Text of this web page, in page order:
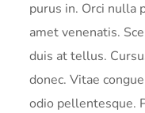
purus in. Orci nulla
amet venenatis.
duis at tellus.
donec. Vitae
odio pellentesque.